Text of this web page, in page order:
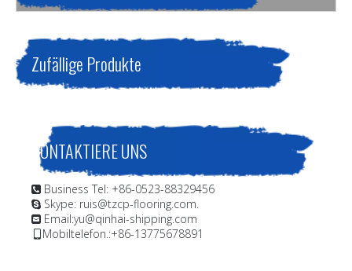
schnell trocknende, zinkreiche Korrosionsschutzbeschichtung
Zufällige Produkte
KONTAKTIERE UNS
 Business Tel: +86-0523-88329456
 Skype: ruis@tzcp-flooring.com.
 Email:yu@qinhai-shipping.com
Mobiltelefon.:+86-13775678891